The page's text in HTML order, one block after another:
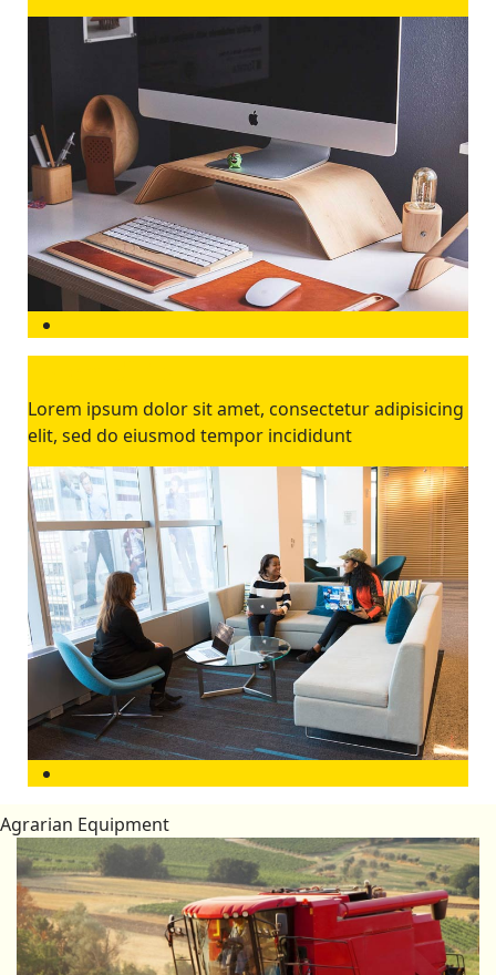
Lorem ipsum dolor sit amet, consectetur adipisicing
elit, sed do eiusmod tempor incididunt
Agrarian Equipment